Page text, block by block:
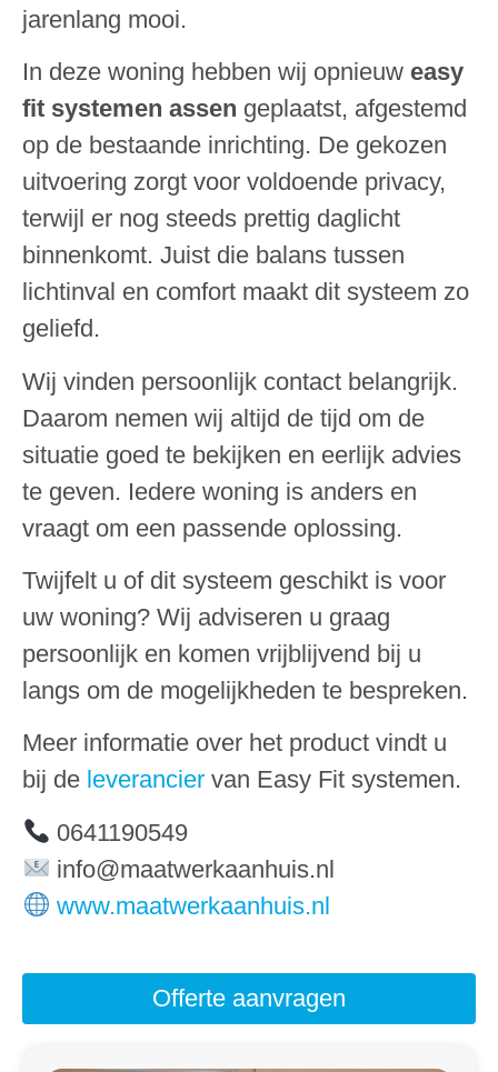
jarenlang mooi.
In deze woning hebben wij opnieuw easy
fit systemen assen geplaatst, afgestemd
op de bestaande inrichting. De gekozen
uitvoering zorgt voor voldoende privacy,
terwijl er nog steeds prettig daglicht
binnenkomt. Juist die balans tussen
lichtinval en comfort maakt dit systeem zo
geliefd.
Wij vinden persoonlijk contact belangrijk.
Daarom nemen wij altijd de tijd om de
situatie goed te bekijken en eerlijk advies
te geven. Iedere woning is anders en
vraagt om een passende oplossing.
Twijfelt u of dit systeem geschikt is voor
uw woning? Wij adviseren u graag
persoonlijk en komen vrijblijvend bij u
langs om de mogelijkheden te bespreken.
Meer informatie over het product vindt u
bij de leverancier van Easy Fit systemen.
0641190549
info@maatwerkaanhuis.nl
www.maatwerkaanhuis.nl
Offerte aanvragen